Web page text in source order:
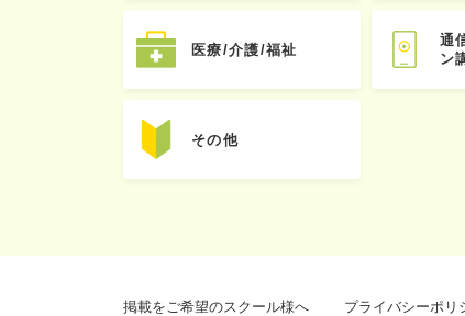
医療/介護/福祉
通
ン
その他
掲載をご希望のスクール様へ プライバシーポリ